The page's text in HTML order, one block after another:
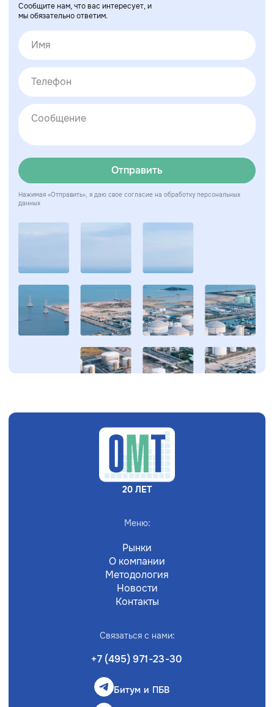
Сообщите нам, что вас интересует, и
мы обязательно ответим.
Отправить
Нажимая «Отправить», я даю свое согласие на обработку персональных
данных
20 ЛЕТ
Меню:
Рынки
О компании
Методология
Новости
Контакты
Связаться с нами:
+7 (495) 971-23-30
Битум и ПБВ